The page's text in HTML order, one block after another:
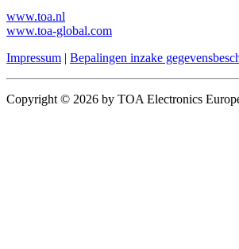
www.toa.nl
www.toa-global.com
Impressum | Bepalingen inzake
Copyright © 2026 by TOA Electronics